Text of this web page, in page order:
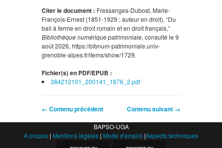
Citer le document : Fressanges-Dubost, Marie-
François-Ernest (1851-1929 ; auteur en droit), “Du
bail à ferme en droit romain et en droit français,”
Bibliothèque numérique patrimoniale, consulté le 9
août 2026, https://bibnum-patrimoniale.univ-
grenoble-alpes.fr/items/show/1729.
Fichier(s) en PDF/EPUB :
384212101_200141_1876_2.pdf
← Contenu précédent Contenu suivant →
BAPSO-UGA
A propos | Mentions légales | Mode d'emploi |Aspects techniques